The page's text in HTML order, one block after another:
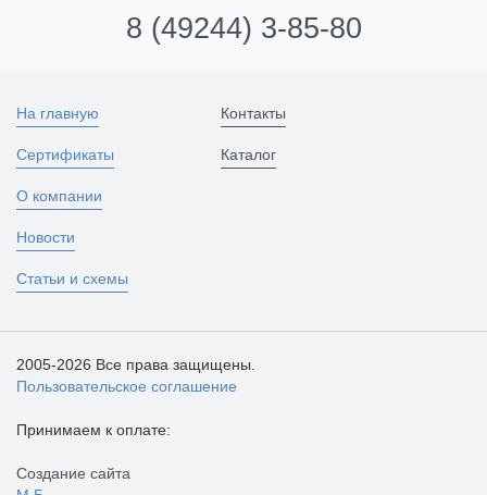
8 (49244) 3-85-80
На главную
Сертификаты
О компании
Новости
Статьи и схемы
Контакты
Каталог
2005-2026 Все права защищены.
Пользовательское соглашение
Принимаем к оплате:
Создание сайта